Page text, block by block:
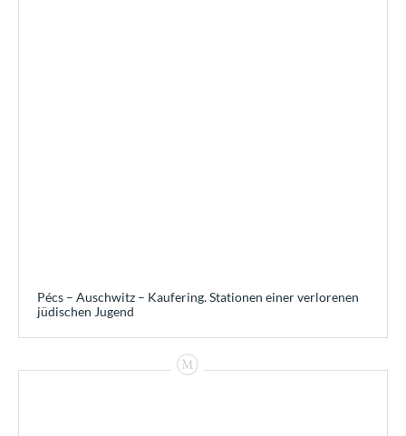
Pécs – Auschwitz – Kaufering. Stationen einer verlorenen
jüdischen Jugend